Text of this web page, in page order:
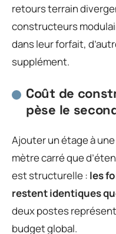
retours terrain
constructeurs
dans leur forfait,
supplément.
Coût de
pèse le
Ajouter un étage à
mètre carré que
est structurelle : les
restent identiques
deux postes
budget global.